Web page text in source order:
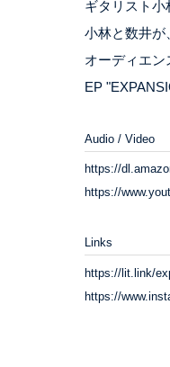
ギタリスト小
小林と数井が
オーディエ
EP
Audio / Video
https://
https://
Links
https://lit.link/
https://